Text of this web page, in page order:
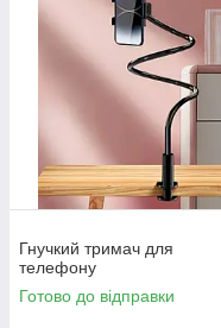
Гнучкий тримач для
телефону
Готово до відправки